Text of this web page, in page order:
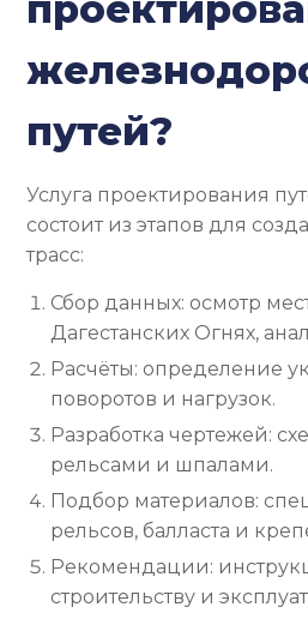
путей?
Услуга проектирования
состоит из этапов для
трасс:
Сбор данных: осмотр
Дагестанских Огнях,
Расчёты: определение
поворотов и нагрузок.
Разработка чертежей:
рельсами и шпалами.
Подбор материалов:
рельсов, балласта и
Рекомендации:
строительству и